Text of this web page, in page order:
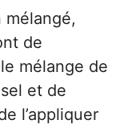
mélangé,
de
mélange de
et de
l’appliquer